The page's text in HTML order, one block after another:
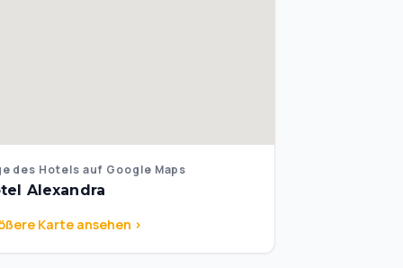
des Hotels auf Google Maps
Alexandra
Karte ansehen >